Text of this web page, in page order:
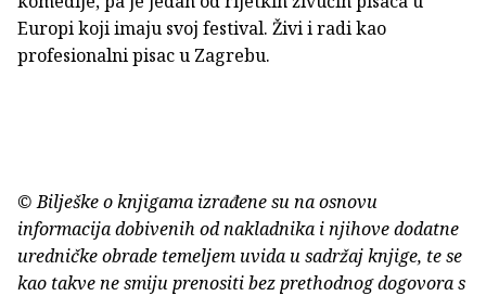
Europi koji imaju svoj festival. Živi i radi kao
profesionalni pisac u Zagrebu.
© Bilješke o knjigama izrađene su na osnovu
informacija dobivenih od nakladnika i njihove dodatne
uredničke obrade temeljem uvida u sadržaj knjige, te se
kao takve ne smiju prenositi bez prethodnog dogovora s